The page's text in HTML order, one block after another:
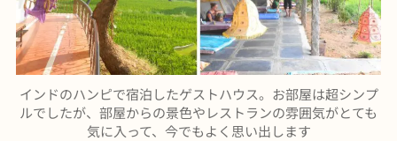
インドのハンピで宿泊したゲストハウス。お部屋は超シンプ
ルでしたが、部屋からの景色やレストランの雰囲気がとても
気に入って、今でもよく思い出します